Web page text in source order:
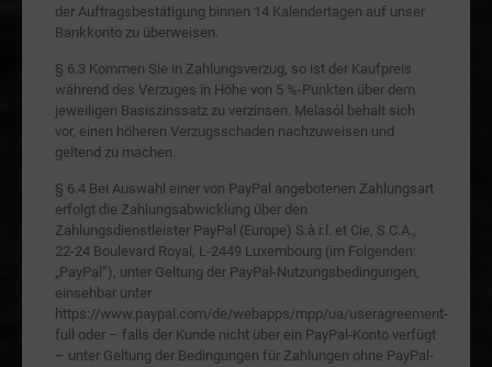
der Auftragsbestätigung binnen 14 Kalendertagen auf unser
Bankkonto zu überweisen.
§ 6.3 Kommen Sie in Zahlungsverzug, so ist der Kaufpreis
während des Verzuges in Höhe von 5 %-Punkten über dem
jeweiligen Basiszinssatz zu verzinsen. Melasól behalt sich
vor, einen höheren Verzugsschaden nachzuweisen und
geltend zu machen.
§ 6.4 Bei Auswahl einer von PayPal angebotenen Zahlungsart
erfolgt die Zahlungsabwicklung über den
Zahlungsdienstleister PayPal (Europe) S.à r.l. et Cie, S.C.A.,
22-24 Boulevard Royal, L-2449 Luxembourg (im Folgenden:
„PayPal“), unter Geltung der PayPal-Nutzungsbedingungen,
einsehbar unter
https://www.paypal.com/de/webapps/mpp/ua/useragreement-
full oder – falls der Kunde nicht über ein PayPal-Konto verfügt
– unter Geltung der Bedingungen für Zahlungen ohne PayPal-